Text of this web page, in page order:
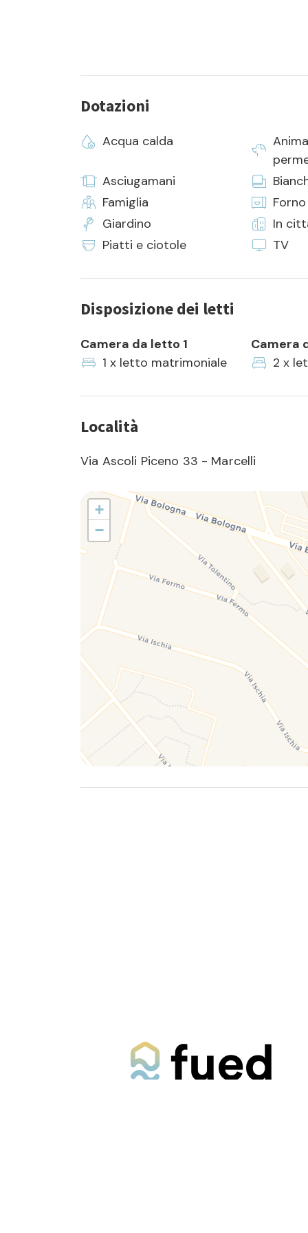
Dotazioni
Acqua calda
Asciugamani
Famiglia
Forno
Giardino
In
Piatti e ciotole
TV
Disposizione dei letti
Camera da letto 1
1 x letto matrimoniale
Camera
2 x
Località
Via Ascoli Piceno 33 - Marcelli
+
−